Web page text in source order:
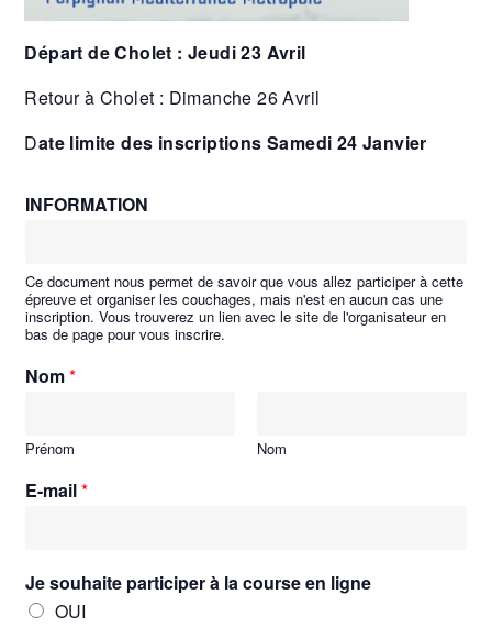
Départ de Cholet : Jeudi 23 Avril
Retour à Cholet : Dimanche 26 Avril
Date limite des inscriptions Samedi 24 Janvier
INFORMATION
Ce document nous permet de savoir que vous allez participer à cette
épreuve et organiser les couchages, mais n'est en aucun cas une
inscription. Vous trouverez un lien avec le site de l'organisateur en
bas de page pour vous inscrire.
Nom*
Prénom Nom
E-mail*
Je souhaite participer à la course en ligne
OUI